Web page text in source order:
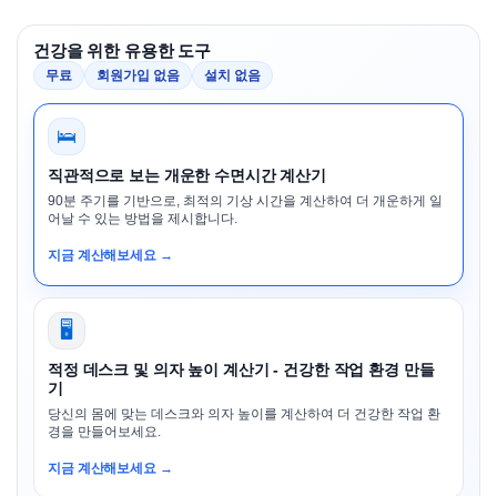
건강을 위한 유용한 도구
무료 회원가입 없음 설치 없음
🛌
직관적으로 보는 개운한 수면시간 계산기
90분 주기를 기반으로, 최적의 기상 시간을 계산하여 더 개운하게 일
어날 수 있는 방법을 제시합니다.
지금 계산해보세요 →
🖥️
적정 데스크 및 의자 높이 계산기 - 건강한 작업 환경 만들
기
당신의 몸에 맞는 데스크와 의자 높이를 계산하여 더 건강한 작업 환
경을 만들어보세요.
지금 계산해보세요 →